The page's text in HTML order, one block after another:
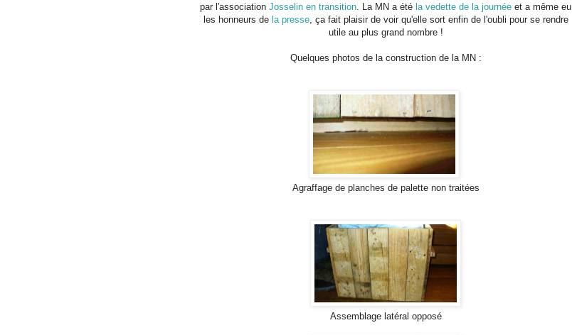
par l'association Josselin en transition . La MN a été la vedette de la journée et a même eu
les honneurs de la presse, ça fait plaisir de voir qu'elle sort enfin de l'oubli pour se rendre
utile au plus grand nombre !
Quelques photos de la construction de la MN :
Agraffage de planches de palette non traitées
Assemblage latéral opposé